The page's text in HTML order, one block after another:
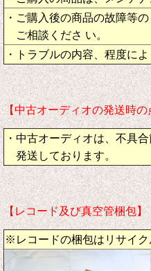
・ご購入後の商品の故障等
ご相談くださ い。
・トラブルの内容、程度に
【中古オーディオの発送時の
・中古オーディオは、不具
発送しております。
【レコード及び真空管梱包】
※レコードの梱包はリサイ